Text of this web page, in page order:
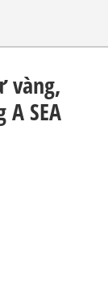
vàng,
SEA